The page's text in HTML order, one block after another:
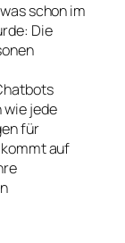
schon im
Die
wie jede
für
auf